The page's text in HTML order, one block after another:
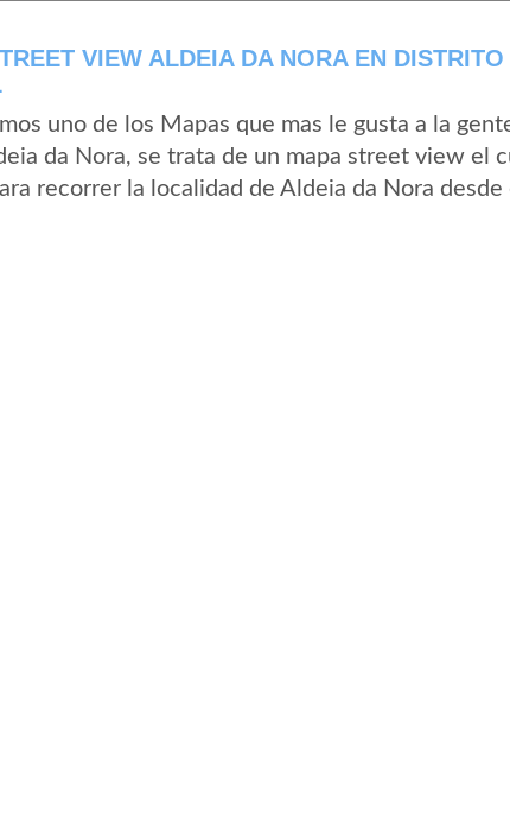
VIEW ALDEIA DA NORA EN
uno de los Mapas que mas le gusta a la
da Nora, se trata de un mapa street view el
recorrer la localidad de Aldeia da Nora desde